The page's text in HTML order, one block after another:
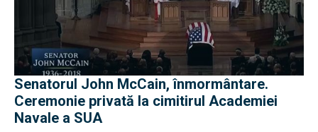
Senatorul John McCain, înmormântare.
Ceremonie privată la cimitirul Academiei
Navale a SUA